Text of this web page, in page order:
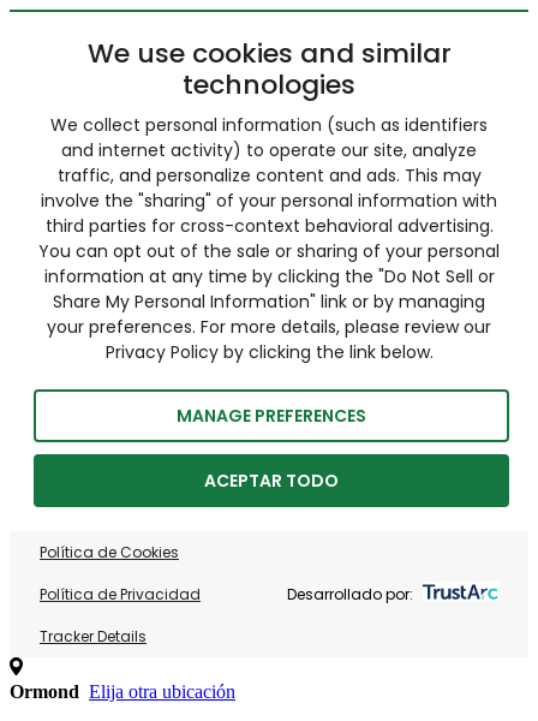
We use cookies and similar
technologies
We collect personal information (such as identifiers
and internet activity) to operate our site, analyze
traffic, and personalize content and ads. This may
involve the "sharing" of your personal information with
third parties for cross-context behavioral advertising.
You can opt out of the sale or sharing of your personal
information at any time by clicking the "Do Not Sell or
Share My Personal Information" link or by managing
your preferences. For more details, please review our
Privacy Policy by clicking the link below.
MANAGE PREFERENCES
ACEPTAR TODO
Política de Cookies
Política de Privacidad
Tracker Details
Desarrollado por:
Ormond Elija otra ubicación